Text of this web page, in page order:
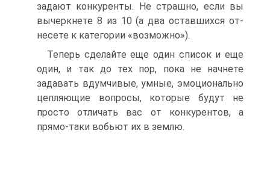
задают конкуренты. Не страшно, если вы
вычеркнете 8 из 10 (а два оставшихся от-
несете к категории «возможно»).
Теперь сделайте еще один список и еще
один, и так до тех пор, пока не начнете
задавать вдумчивые, умные, эмоционально
цепляющие вопросы, которые будут не
просто отличать вас от конкурентов, а
прямо-таки вобьют их в землю.